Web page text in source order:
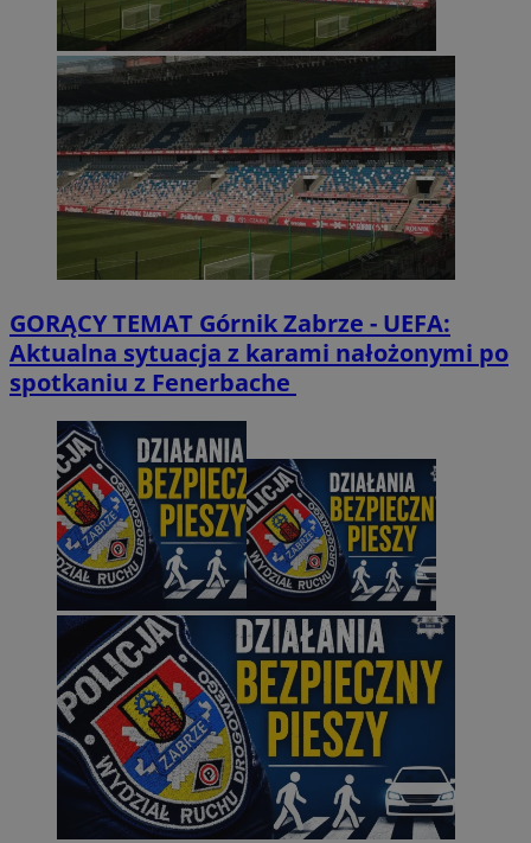
GORĄCY TEMAT Górnik Zabrze - UEFA:
Aktualna sytuacja z karami nałożonymi po
spotkaniu z Fenerbache